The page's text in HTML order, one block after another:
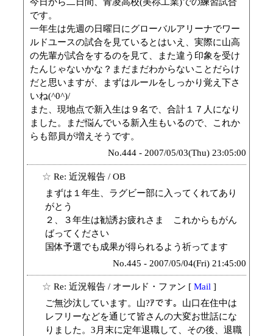
です。
一年生は先週の日曜日にグローバルアリーナでワー
ルドユースの試合を見ているとはいえ、実際に山高
の先輩が試合をするのを見て、また違う印象を受け
たんじゃないかな？まだまだわからないことだらけ
だと思いますが、まずはルールをしっかり覚え下さ
いね(^0^)/
また、現地点で新入生は９名で、合計１７人になり
ました。まだ悩んでいる新入生もいるので、これか
らも部員が増えそうです。
No.444 - 2007/05/03(Thu) 23:05:00
☆ Re: 近況報告 / OB
まずは１年生、ラグビー部に入ってくれてあり
がとう
２、３年生は勧誘お疲れさま これからもがん
ばってください
国体予選でも成果が得られるよう祈ってます
No.445 - 2007/05/04(Fri) 21:45:00
☆ Re: 近況報告 / オールド・ファン [ Mail ]
ご無沙汰しています。山?ｱです。山口在住中は
レフリーなどを通じて皆さんの大変お世話にな
りました。3月末に定年退職して、その後、退職